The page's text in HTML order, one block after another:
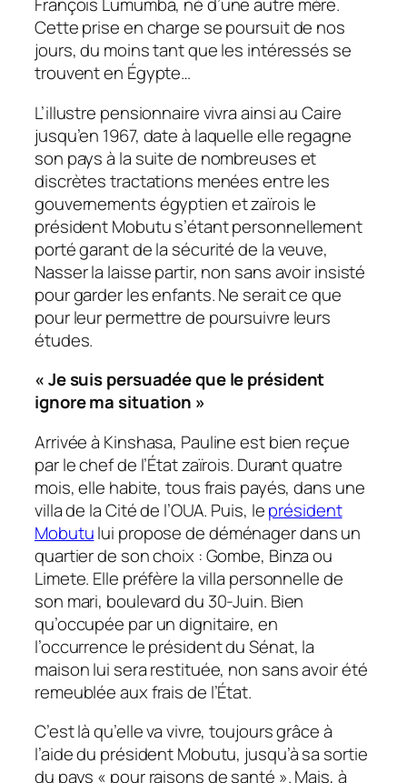
Cette prise en charge se poursuit de nos
jours, du moins tant que les intéressés se
trouvent en Égypte…
L’illustre pensionnaire vivra ainsi au Caire
jusqu’en 1967, date à laquelle elle regagne
son pays à la suite de nombreuses et
discrètes tractations menées entre les
gouvernements égyptien et zaïrois le
président Mobutu s’étant personnellement
porté garant de la sécurité de la veuve,
Nasser la laisse partir, non sans avoir insisté
pour garder les enfants. Ne serait ce que
pour leur permettre de poursuivre leurs
études.
« Je suis persuadée que le président
ignore ma situation »
Arrivée à Kinshasa, Pauline est bien reçue
par le chef de l’État zaïrois. Durant quatre
mois, elle habite, tous frais payés, dans une
villa de la Cité de l’OUA. Puis, leprésident
Mobutului propose de déménager dans un
quartier de son choix : Gombe, Binza ou
Limete. Elle préfère la villa personnelle de
son mari, boulevard du 30-Juin. Bien
qu’occupée par un dignitaire, en
l’occurrence le président du Sénat, la
maison lui sera restituée, non sans avoir été
remeublée aux frais de l’État.
C’est là qu’elle va vivre, toujours grâce à
l’aide du président Mobutu, jusqu’à sa sortie
du pays « pour raisons de santé ». Mais, à